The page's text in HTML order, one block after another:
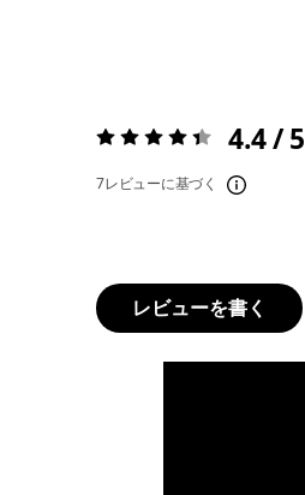
評価:4.4 / 5 4.4 / 5
7レビューに基づく
レビューを書く